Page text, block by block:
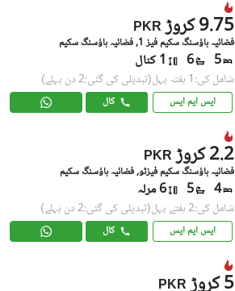
PKR 9.75 کروڑ
فضائیہ ہاؤسنگ سکیم فیز 1, فضائیہ ہاؤسنگ سکیم
5
6 1 کنال
شامل کی:1 ہفتہ پہل (تبدیلی کی گئی:2 دن پہلے)
ایس ایم ایس کال
PKR 2.2 کروڑ
فضائیہ ہاؤسنگ سکیم فیزٹو, فضائیہ ہاؤسنگ سکیم
4
5 6 مرلہ
شامل کی:2 ہفتے پہل (تبدیلی کی گئی:2 دن پہلے)
ایس ایم ایس کال
PKR